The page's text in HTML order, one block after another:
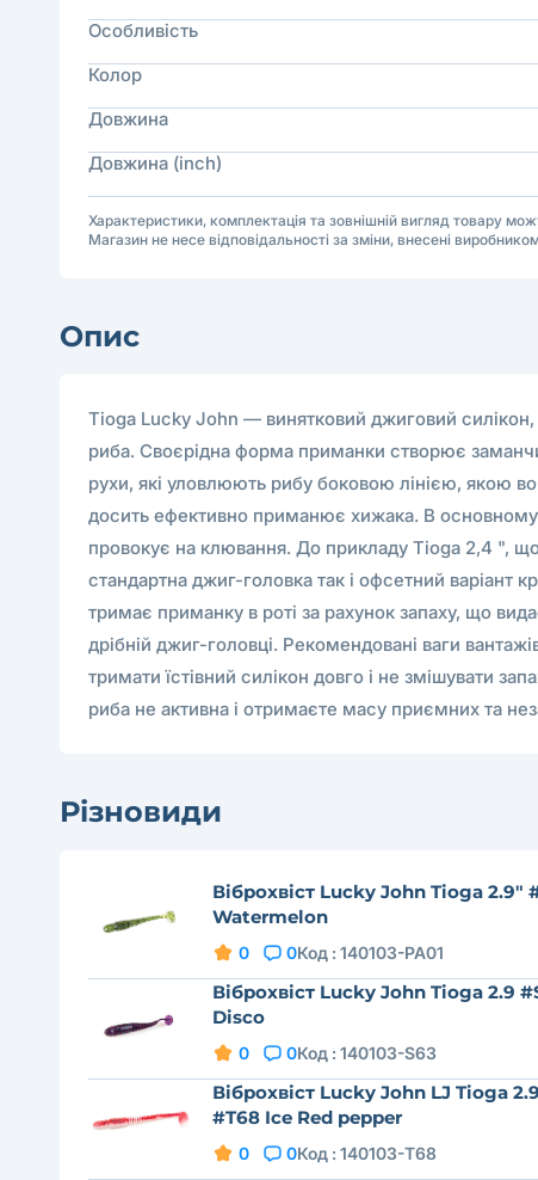
Особливість
Колор
Довжина
Довжина (inch)
Характеристики, комплектація та зовнішній вигляд товару
Магазин не несе відповідальності за зміни, внесені
Опис
Tioga Lucky John — винятковий джиговий силікон,
риба. Своєрідна форма приманки створює
рухи, які уловлюють рибу боковою лінією, якою
досить ефективно приманює хижака. В основному
провокує на клювання. До прикладу Tioga 2,4 ", що
стандартна джиг-головка так і офсетний варіант
тримає приманку в роті за рахунок запаху, що
дрібній джиг-головці. Рекомендовані ваги
тримати їстівний силікон довго і не змішувати
риба не активна і отримаєте масу приємних та
Різновиди
Віброхвіст Lucky John Tioga 2.9"
Watermelon
0 0Код : 140103-PA01
Віброхвіст Lucky John Tioga 2.9
Disco
0 0Код : 140103-S63
Віброхвіст Lucky John LJ Tioga
#T68 Ice Red pepper
0 0Код : 140103-T68